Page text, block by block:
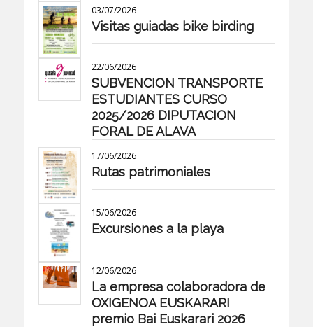
03/07/2026
Visitas guiadas bike birding
22/06/2026
SUBVENCION TRANSPORTE
ESTUDIANTES CURSO
2025/2026 DIPUTACION
FORAL DE ALAVA
17/06/2026
Rutas patrimoniales
15/06/2026
Excursiones a la playa
12/06/2026
La empresa colaboradora de
OXIGENOA EUSKARARI
premio Bai Euskarari 2026